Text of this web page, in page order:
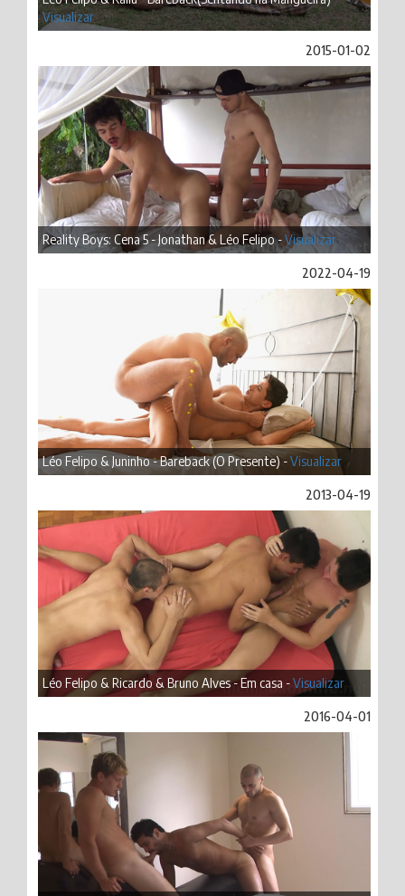
Visualizar
2015-01-02
Reality Boys: Cena 5 - Jonathan & Léo Felipo -Visualizar
2022-04-19
Léo Felipo & Juninho - Bareback (O Presente) -Visualizar
2013-04-19
Léo Felipo & Ricardo & Bruno Alves - Em casa -Visualizar
2016-04-01